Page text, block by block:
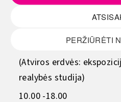
PERŽIŪRĖTI
8.00–15.45
Šeštadienis -
(Atviros erdvės:
realybės studija)
10.00 -18.00